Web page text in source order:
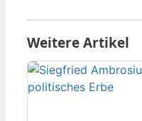
Weitere Artikel